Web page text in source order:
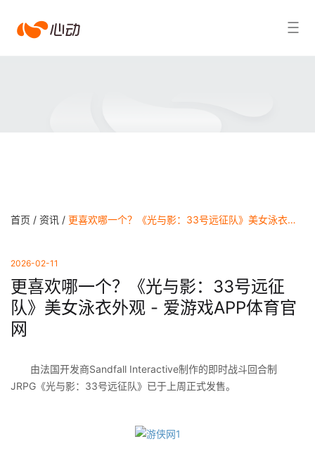
爱搜索结果
首页 / 资讯 / 更喜欢哪一个？《光与影：33号远征队》美女泳衣外观 - 爱游戏APP体育官网
2026-02-11
更喜欢哪一个？《光与影：33号远征
队》美女泳衣外观 - 爱游戏APP体育官
网
由法国开发商Sandfall Interactive制作的即时战斗回合制
JRPG《光与影：33号远征队》已于上周正式发售。